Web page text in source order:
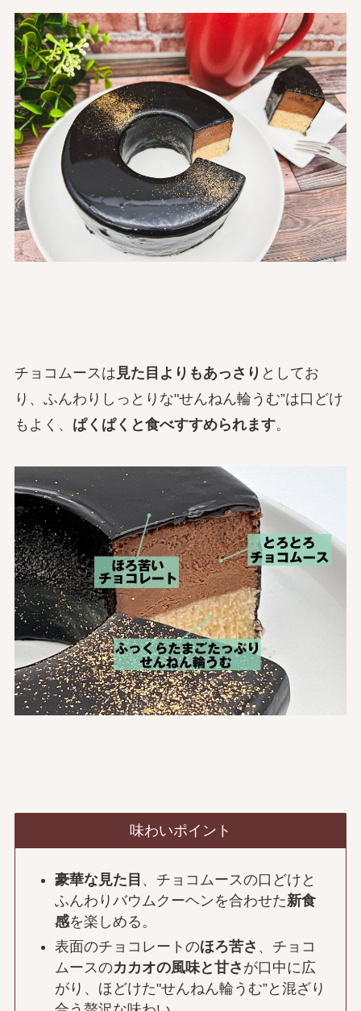
チョコムースは 見た目よりもあっさり としてお
り、ふんわりしっとりな"せんねん輪うむ”は口どけ
もよく、 ぱくぱくと食べすすめられます。
味わいポイント
豪華な見た目 、チョコムースの口どけと
ふんわりバウムクーヘンを合わせた新食
感を楽しめる。
表面のチョコレートのほろ苦さ 、チョコ
ムースのカカオの風味と甘さ が口中に広
がり、ほどけた"せんねん輪うむ”と混ざり